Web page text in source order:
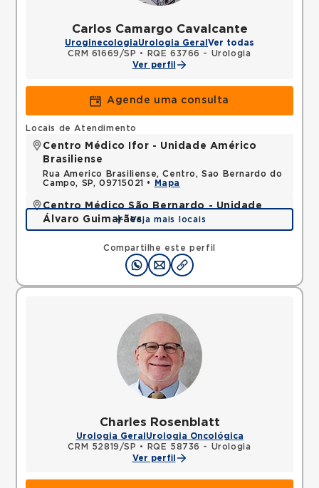
Carlos Camargo Cavalcante
UroginecologiaUrologia Geral Ver todas
CRM 61669/SP •
RQE 63766 - Urologia
Ver perfil
Agende uma consulta
Compartilhe este perfil
Locais de Atendimento
Centro Médico Ifor - Unidade Américo
Brasiliense
Rua Americo Brasiliense, Centro, Sao Bernardo do
Campo, SP, 09715021 •
Mapa
Centro Médico São Bernardo - Unidade
Álvaro Guimarães
Avenida Alvaro Guimaraes, Assuncao, Sao Bernardo
do Campo, SP, 09810010 •
Mapa
Veja mais locais
Charles Rosenblatt
Urologia Geral Urologia Oncológica
CRM 52819/SP •
RQE 58736 - Urologia
Ver perfil